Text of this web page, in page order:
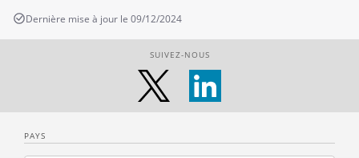
Dernière mise à jour le 09/12/2024
SUIVEZ-NOUS
PAYS